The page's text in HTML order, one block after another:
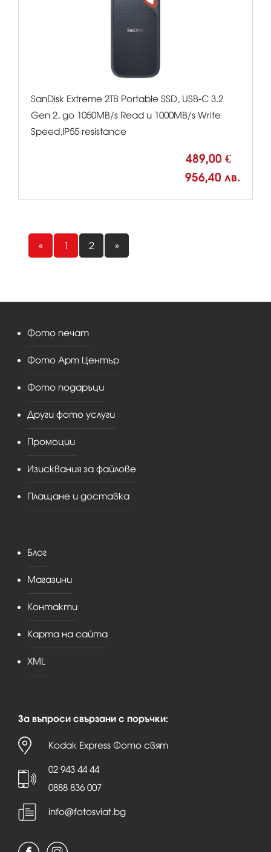
SanDisk Extreme 2TB Portable SSD, USB-C 3.2
Gen 2, до 1050MB/s Read и 1000MB/s Write
Speed,IP55 resistance
489,00 €
956,40 лв.
« 1 2 »
Фото печат
Фото Арт Център
Фото подаръци
Други фото услуги
Промоции
Изисквания за файлове
Плащане и доставка
Блог
Магазини
Контакти
Карта на сайта
XML
За въпроси свързани с поръчки:
Kodak Express Фото свят
02 943 44 44
0888 836 007
info@fotosviat.bg